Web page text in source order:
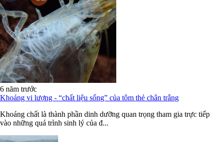
6 năm trước
Khoáng vi lượng - “chất liệu sống” của tôm thẻ chân trắng
Khoáng chất là thành phần dinh dưỡng quan trọng tham gia trực tiếp
vào những quá trình sinh lý của đ...